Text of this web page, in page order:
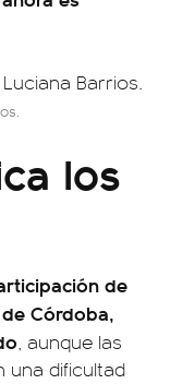
los
de
Córdoba,
, aunque las
una dificultad